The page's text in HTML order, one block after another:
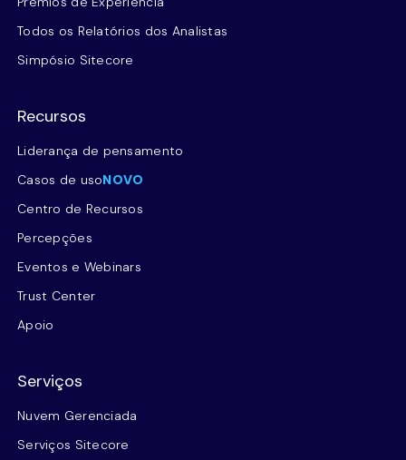
Todos os Relatórios dos Analistas
Simpósio Sitecore
Recursos
Liderança de pensamento
Casos de usoNOVO
Centro de Recursos
Percepções
Eventos e Webinars
Trust Center
Apoio
Serviços
Nuvem Gerenciada
Serviços Sitecore